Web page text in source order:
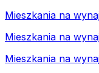
Mieszkania na
Mieszkania na
Mieszkania na